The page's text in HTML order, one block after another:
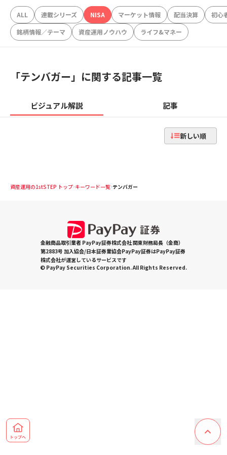
ALL 連載シリーズ NISA マーケット情報 配当決算
初心
銘柄情報／テーマ
資産運用ノウハウ ライフ&マネー
「テンバガー」に関する記事一覧
ビジュアル解説 記事
新しい順
資産運用の1stSTEP トップ キーワード一覧 テンバガー
金融商品取引業者 PayPay証券株式会社 関東財務局長（金商）
第2883号 加入協会/日本証券業協会PayPay証券はPayPay証券
株式会社が運営しているサービスです
© PayPay Securities Corporation. All Rights Reserved.